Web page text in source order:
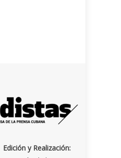
Edición y Realización: